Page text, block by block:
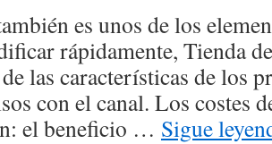
es unos de los
rápidamente, Tienda
las características de los
con el canal. Los costes
el beneficio … Sigue